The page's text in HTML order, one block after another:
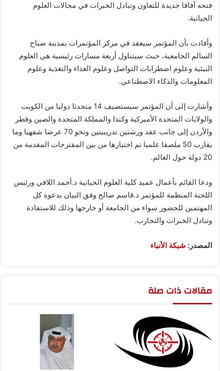
فتحه آفاقا جديدة للتعاون وتبادل الخبرات في مجالات العلوم
الحياتية.
وأفادت بأن المؤتمر سيعقد في مركز المؤتمرات بمدينة صباح
السالم الجامعية، حيث سيتناول أربعة مسارات رئيسية هي العلوم
البيئية وعلوم اضطرابات التواصل وعلوم الغذاء والتغذية وعلوم
المعلومات والذكاء الاصطناعي.
وأشارت إلى أن المؤتمر سيستضيف 14 متحدثا دوليا من الكويت
والولايات المتحدة الأميركية وكندا والمملكة المتحدة والصين وقطر
والأردن إلى جانب عقد ورشتين تدريبيتين ونحو 70 عرضا شفهيا وما
يقارب 50 ملصقا علميا تم اختيارها من بين المقترحات المقدمة من
20 دولة حول العالم.
ودعا القائم بأعمال عميد كلية العلوم الحياتية د.أحمد اللافي ورئيس
اللجنة المنظمة للمؤتمر د.قاسم صالح وفق البيان بدعوة كل
المهتمين للحضور سواء من الجامعة أو خارجها وذلك للاستفادة
وتبادل الخبرات والتجارب.
المصدر: شبكة الأنباء
مقالات ذات صلة